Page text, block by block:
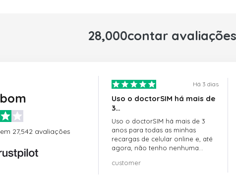
28,000contar
27,542 avaliações
Há 3 dias
Uso o doctorSIM há mais de
3…
Uso o doctorSIM há mais de 3
anos para todas as minhas
recargas de celular online e, até
agora, não tenho nenhuma
customer